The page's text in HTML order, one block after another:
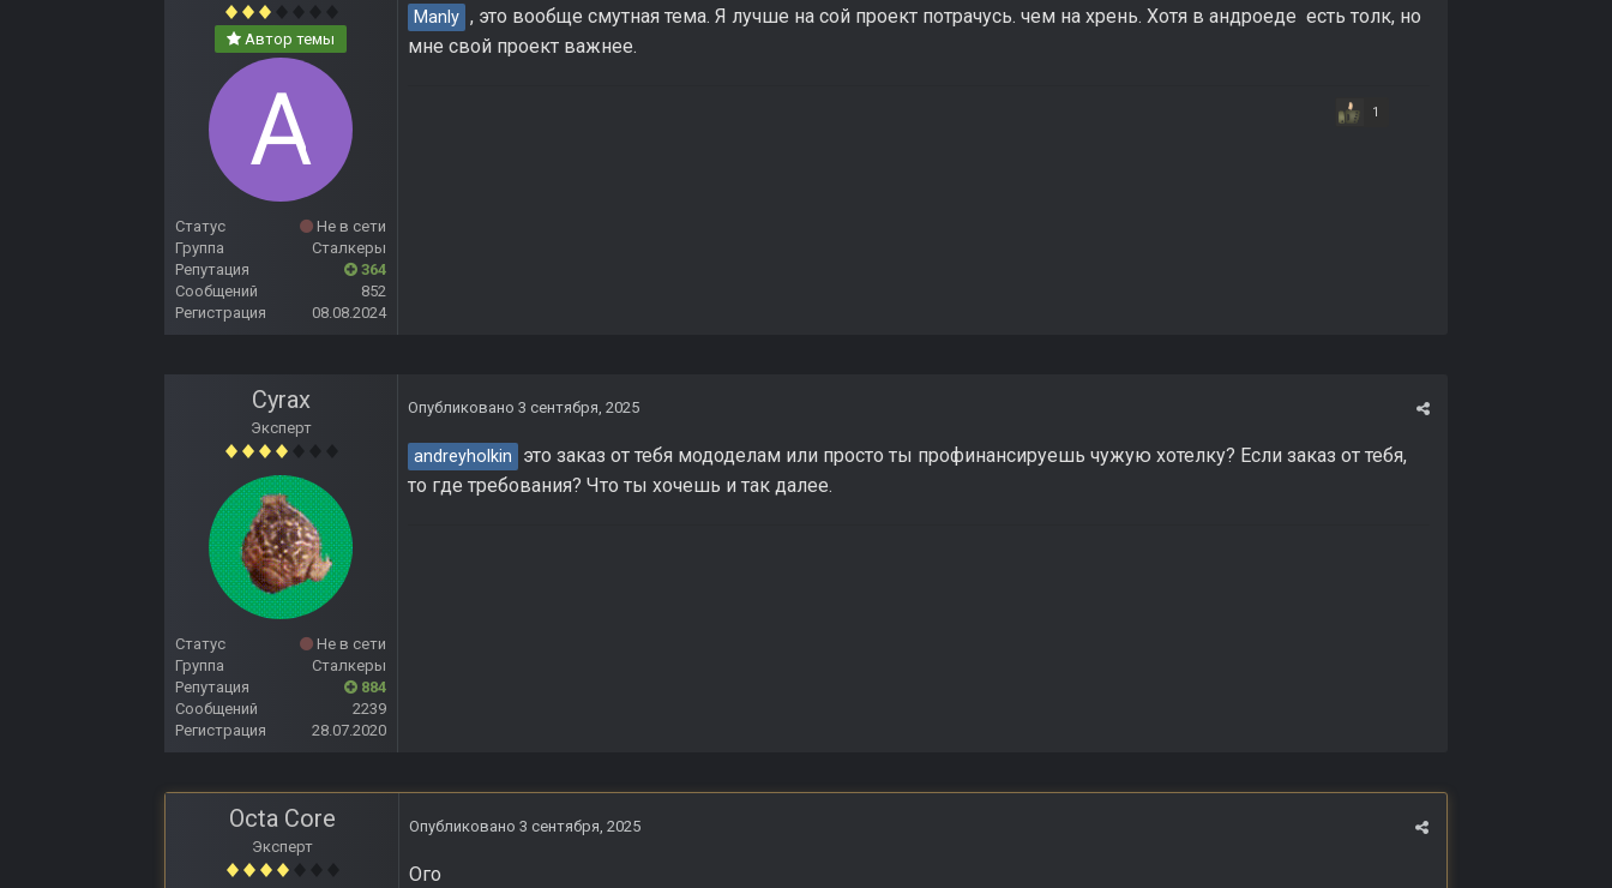
Автор темы
Статус
Не в сети
Группа
Сталкеры
Репутация
364
Сообщений
852
Регистрация
08.08.2024
Manly , это вообще смутная тема. Я лучше на сой проект потрачусь. чем на хрень. Хотя в андроеде есть толк, но
мне свой проект важнее.
1
Cyrax
Эксперт
Статус
Не в сети
Группа
Сталкеры
Репутация
884
Сообщений
2239
Регистрация
28.07.2020
Опубликовано 3 сентября, 2025
andreyholkin
это заказ от тебя мододелам или просто ты профинансируешь чужую хотелку? Если заказ от тебя,
то где требования? Что ты хочешь и так далее.
Octa Core
Эксперт
Опубликовано 3 сентября, 2025
Ого